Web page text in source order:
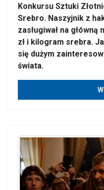
Konkursu Sztuki
Srebro. Naszyjnik z
zasługiwał na
zł i kilogram srebra.
się dużym
świata.